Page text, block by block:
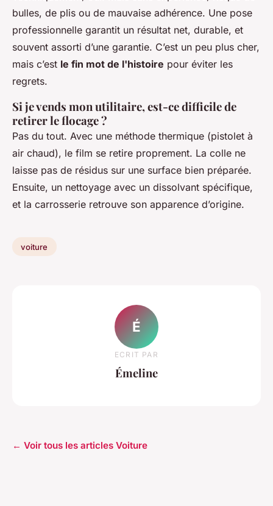
bulles, de plis ou de mauvaise adhérence. Une pose
professionnelle garantit un résultat net, durable, et
souvent assorti d’une garantie. C’est un peu plus cher,
mais c’est le fin mot de l'histoire pour éviter les
regrets.
Si je vends mon utilitaire, est-ce difficile de
retirer le flocage ?
Pas du tout. Avec une méthode thermique (pistolet à
air chaud), le film se retire proprement. La colle ne
laisse pas de résidus sur une surface bien préparée.
Ensuite, un nettoyage avec un dissolvant spécifique,
et la carrosserie retrouve son apparence d’origine.
voiture
É
ECRIT PAR
Émeline
← Voir tous les articles Voiture